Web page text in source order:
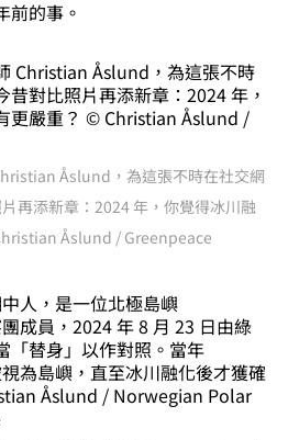
的事。
Åslund，為這張不時在社交網
再添新章：2024 年，你覺得冰川融
Åslund / Greenpeace